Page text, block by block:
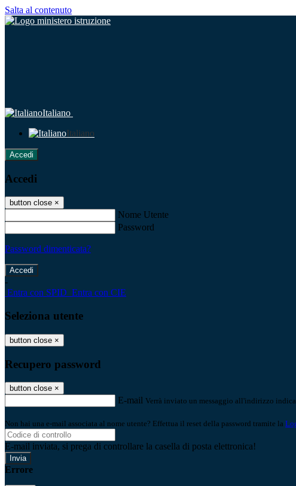
Salta al contenuto
Italiano
Italiano
Accedi
Accedi
button close ×
Nome Utente
Password
Password dimenticata?
-
Entra con SPID Entra con CIE
Seleziona utente
button close ×
Recupero password
button close ×
E-mail Verrà inviato un messaggio all'indirizzo
Non hai una e-mail associata al nome utente? Effettua il reset della password tramite la
E-mail inviata, si prega di controllare la casella di posta elettronica!
Errore